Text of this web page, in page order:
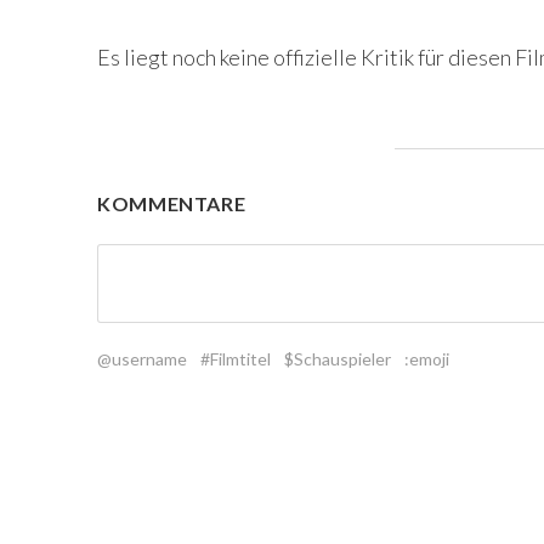
Es liegt noch keine offizielle Kritik für diesen
KOMMENTARE
@username #Filmtitel $Schauspieler :emoji